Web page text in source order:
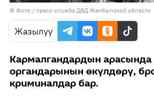
© Фото / пресс-служба ДВД Жамбылской области
Жазылуу
Кармалгандардын
органдарынын өкүлдөрү,
криминалдар бар.